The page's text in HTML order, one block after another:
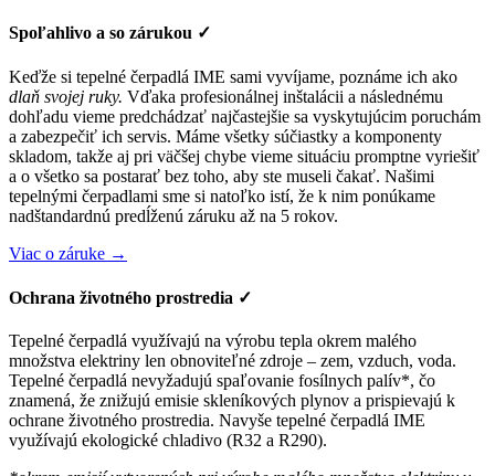
Spoľahlivo a so zárukou ✓
Keďže si tepelné čerpadlá IME sami vyvíjame, poznáme ich ako
dlaň svojej ruky. Vďaka profesionálnej inštalácii a následnému
dohľadu vieme predchádzať najčastejšie sa vyskytujúcim poruchám
a zabezpečiť ich servis. Máme všetky súčiastky a komponenty
skladom, takže aj pri väčšej chybe vieme situáciu promptne vyriešiť
a o všetko sa postarať bez toho, aby ste museli čakať. Našimi
tepelnými čerpadlami sme si natoľko istí, že k nim ponúkame
nadštandardnú predĺženú záruku až na 5 rokov.
Viac o záruke →
Ochrana životného prostredia ✓
Tepelné čerpadlá využívajú na výrobu tepla okrem malého
množstva elektriny len obnoviteľné zdroje – zem, vzduch, voda.
Tepelné čerpadlá nevyžadujú spaľovanie fosílnych palív*, čo
znamená, že znižujú emisie skleníkových plynov a prispievajú k
ochrane životného prostredia. Navyše tepelné čerpadlá IME
využívajú ekologické chladivo (R32 a R290).